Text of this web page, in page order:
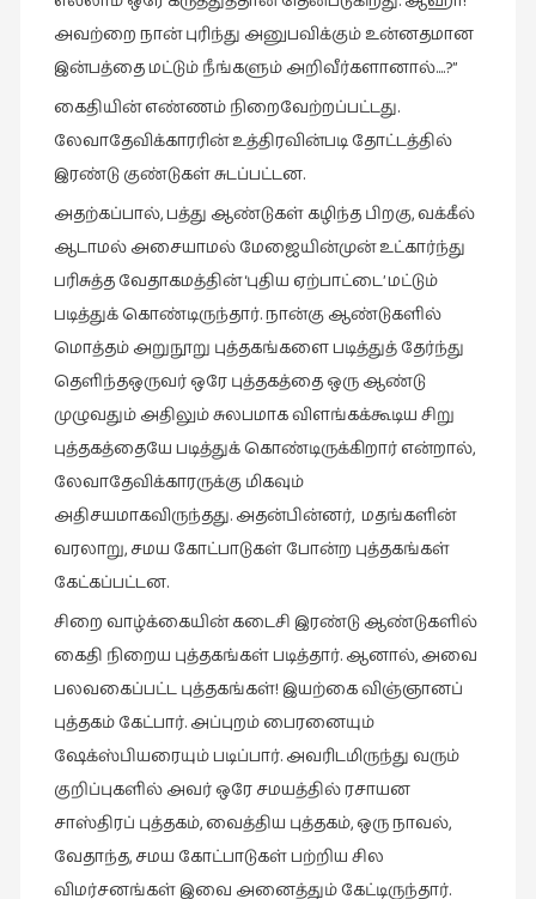
அவற்றை நான் புரிந்து அனுபவிக்கும் உன்னதமான
இன்பத்தை மட்டும் நீங்களும் அறிவீர்களானால்….?”
கைதியின் எண்ணம் நிறைவேற்றப்பட்டது.
லேவாதேவிக்காரரின் உத்திரவின்படி தோட்டத்தில்
இரண்டு குண்டுகள் சுடப்பட்டன.
அதற்கப்பால், பத்து ஆண்டுகள் கழிந்த பிறகு, வக்கீல்
ஆடாமல் அசையாமல் மேஜையின்முன் உட்கார்ந்து
பரிசுத்த வேதாகமத்தின் ‘புதிய ஏற்பாட்டை’ மட்டும்
படித்துக் கொண்டிருந்தார். நான்கு ஆண்டுகளில்
மொத்தம் அறுநூறு புத்தகங்களை படித்துத் தேர்ந்து
தெளிந்தஒருவர் ஒரே புத்தகத்தை ஒரு ஆண்டு
முழுவதும் அதிலும் சுலபமாக விளங்கக்கூடிய சிறு
புத்தகத்தையே படித்துக் கொண்டிருக்கிறார் என்றால்,
லேவாதேவிக்காரருக்கு மிகவும்
அதிசயமாகவிருந்தது. அதன்பின்னர், மதங்களின்
வரலாறு, சமய கோட்பாடுகள் போன்ற புத்தகங்கள்
கேட்கப்பட்டன.
சிறை வாழ்க்கையின் கடைசி இரண்டு ஆண்டுகளில்
கைதி நிறைய புத்தகங்கள் படித்தார். ஆனால், அவை
பலவகைப்பட்ட புத்தகங்கள்! இயற்கை விஞ்ஞானப்
புத்தகம் கேட்பார். அப்புறம் பைரனையும்
ஷேக்ஸ்பியரையும் படிப்பார். அவரிடமிருந்து வரும்
குறிப்புகளில் அவர் ஒரே சமயத்தில் ரசாயன
சாஸ்திரப் புத்தகம், வைத்திய புத்தகம், ஒரு நாவல்,
வேதாந்த, சமய கோட்பாடுகள் பற்றிய சில
விமர்சனங்கள் இவை அனைத்தும் கேட்டிருந்தார்.